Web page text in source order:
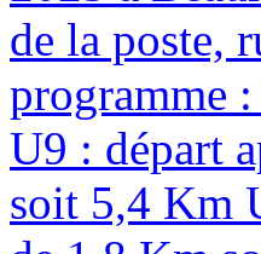
de la poste,
programme
U9 : départ
soit 5,4 Km